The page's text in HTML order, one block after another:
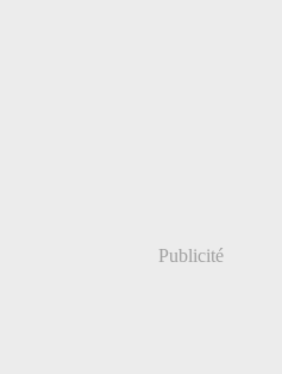
Publicité